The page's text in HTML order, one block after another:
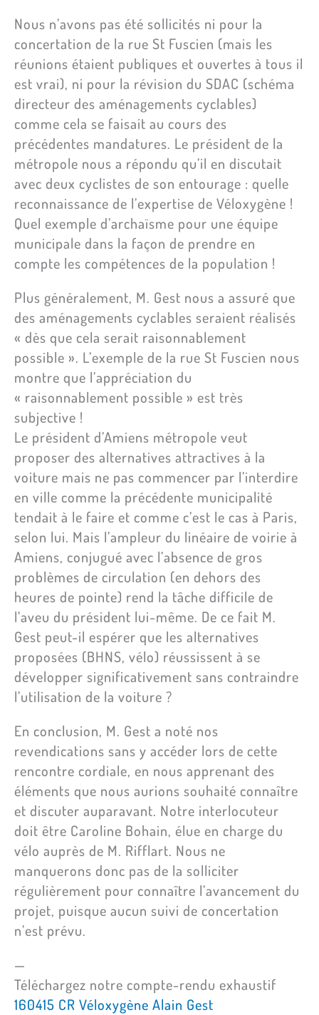
Nous n’avons pas été sollicités ni pour la
concertation de la rue St Fuscien (mais les
réunions étaient publiques et ouvertes à tous il
est vrai), ni pour la révision du SDAC (schéma
directeur des aménagements cyclables)
comme cela se faisait au cours des
précédentes mandatures. Le président de la
métropole nous a répondu qu’il en discutait
avec deux cyclistes de son entourage : quelle
reconnaissance de l’expertise de Véloxygène !
Quel exemple d’archaïsme pour une équipe
municipale dans la façon de prendre en
compte les compétences de la population !
Plus généralement, M. Gest nous a assuré que
des aménagements cyclables seraient réalisés
« dès que cela serait raisonnablement
possible ». L’exemple de la rue St Fuscien nous
montre que l’appréciation du
« raisonnablement possible » est très
subjective !
Le président d’Amiens métropole veut
proposer des alternatives attractives à la
voiture mais ne pas commencer par l’interdire
en ville comme la précédente municipalité
tendait à le faire et comme c’est le cas à Paris,
selon lui. Mais l’ampleur du linéaire de voirie à
Amiens, conjugué avec l’absence de gros
problèmes de circulation (en dehors des
heures de pointe) rend la tâche difficile de
l’aveu du président lui-même. De ce fait M.
Gest peut-il espérer que les alternatives
proposées (BHNS, vélo) réussissent à se
développer significativement sans contraindre
l’utilisation de la voiture ?
En conclusion, M. Gest a noté nos
revendications sans y accéder lors de cette
rencontre cordiale, en nous apprenant des
éléments que nous aurions souhaité connaître
et discuter auparavant. Notre interlocuteur
doit être Caroline Bohain, élue en charge du
vélo auprès de M. Rifflart. Nous ne
manquerons donc pas de la solliciter
régulièrement pour connaître l’avancement du
projet, puisque aucun suivi de concertation
n’est prévu.
—
Téléchargez notre compte-rendu exhaustif
160415 CR Véloxygène Alain Gest